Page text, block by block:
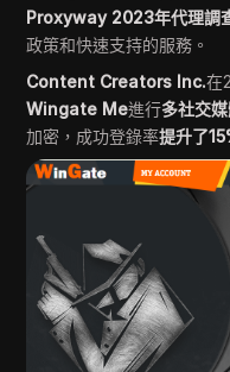
Proxyway 2023年代理調
政策和快速支持的服務。
Content Creators Inc.在
Wingate Me進行多社交
加密，成功登錄率提升了